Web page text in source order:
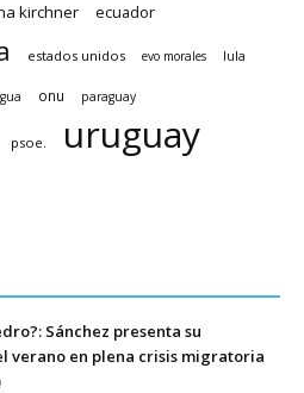
kirchner ecuador
estados unidos evo morales lula
onu paraguay
psoe. uruguay
Sánchez presenta su
verano en plena crisis migratoria